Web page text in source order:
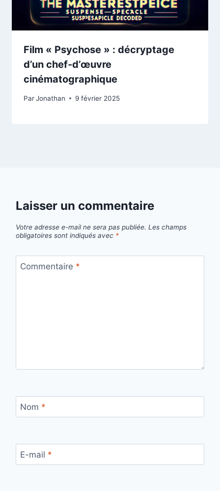
Film « Psychose » : décryptage
d’un chef-d’œuvre
cinématographique
ParJonathan 9 février 2025
Laisser un commentaire
Votre adresse e-mail ne sera pas publiée. Les champs
obligatoires sont indiqués avec *
Commentaire *
Nom *
E-mail *